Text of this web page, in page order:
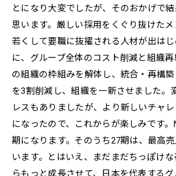
とになり大変でしたが、そのおかげで
思います。厳しい採用をくぐり抜けたメ
若くして要職に抜擢される人材が出は
に、グループ全体のコスト削減と組織
の組織の枠組みを解体し、統合・再構
を3割削減し、組織を一新させました。
レスもありましたが、より新しいチャ
になったので、これからが楽しみです。
期になります。そのうち27期は、最高
います。とはいえ、まだまだちっぽけ
らもっと成長させて、日本を代表する